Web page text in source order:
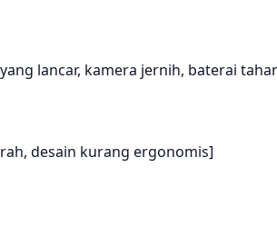
lancar, kamera jernih, baterai
desain kurang ergonomis]